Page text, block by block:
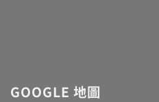
GOOGLE 地圖